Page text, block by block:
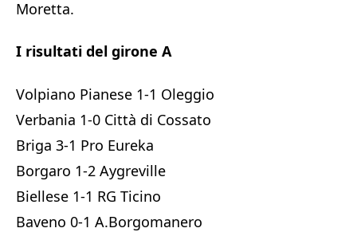
Moretta.
I risultati del girone A
Volpiano Pianese 1-1 Oleggio
Verbania 1-0 Città di Cossato
Briga 3-1 Pro Eureka
Borgaro 1-2 Aygreville
Biellese 1-1 RG Ticino
Baveno 0-1 A.Borgomanero